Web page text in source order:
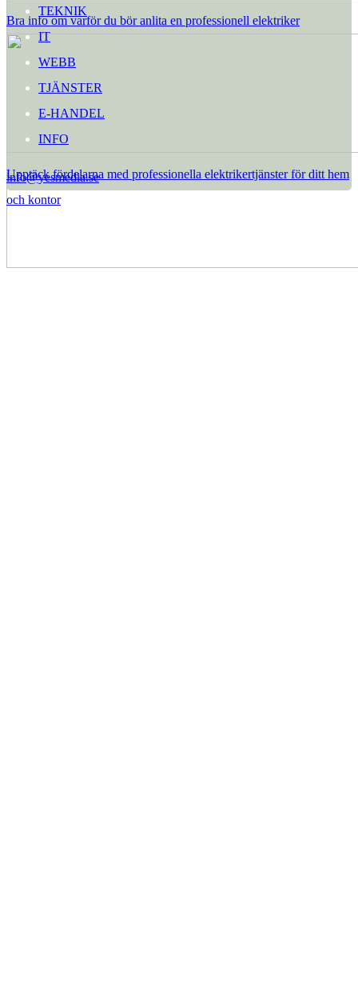
Bra info om varför du bör anlita en professionell elektriker
Upptäck fördelarna med professionella elektrikertjänster för ditt hem
och kontor
TEKNIK
IT
WEBB
TJÄNSTER
E-HANDEL
INFO
info@yesmedia.se